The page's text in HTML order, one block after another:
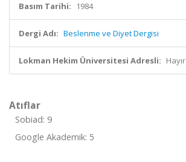
Basım Tarihi: 1984
Dergi Adı: Beslenme ve Diyet Dergisi
Lokman Hekim Üniversitesi Adresli: Hayır
Atıflar
Sobiad: 9
Google Akademik: 5